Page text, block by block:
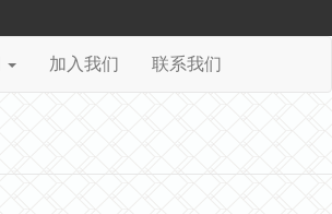
加入我们 联系我们